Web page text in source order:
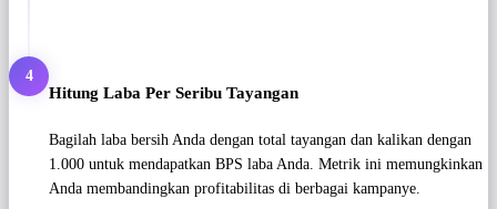
4
Hitung Laba Per Seribu Tayangan
Bagilah laba bersih Anda dengan total tayangan dan kalikan dengan
1.000 untuk mendapatkan BPS laba Anda. Metrik ini memungkinkan
Anda membandingkan profitabilitas di berbagai kampanye.